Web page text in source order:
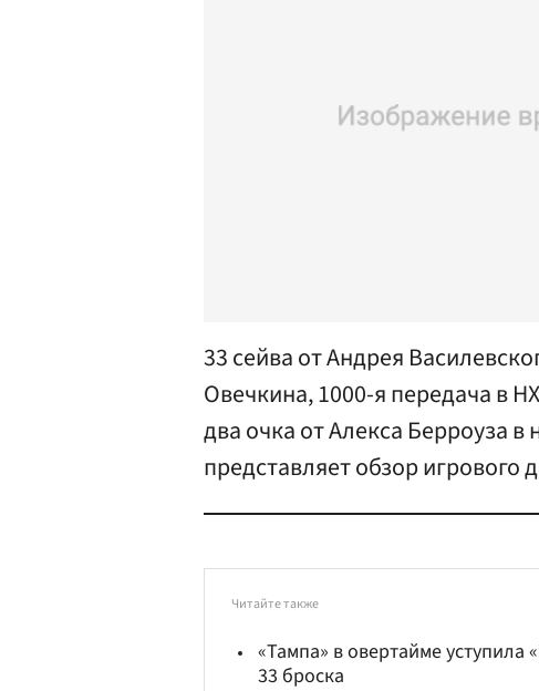
33 сейва от Андрея
Овечкина, 1000-я передача в
два очка от Алекса Берроуза в
представляет обзор игрового
Читайте также
«Тампа» в овертайме уступила
33 броска